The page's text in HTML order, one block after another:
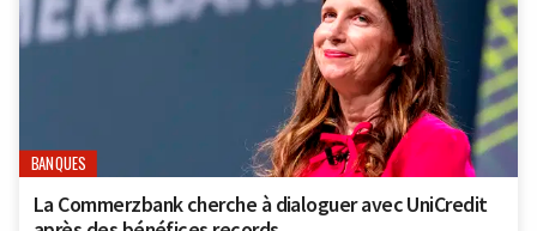
BANQUES
La Commerzbank cherche à dialoguer avec UniCredit